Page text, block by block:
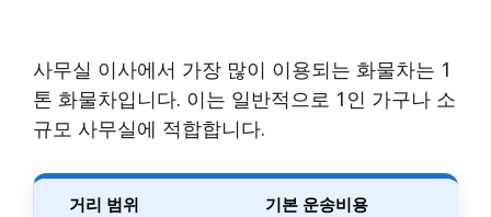
사무실 이사에서 가장 많이 이용되는 화물차는 1
톤 화물차입니다. 이는 일반적으로 1인 가구나 소
규모 사무실에 적합합니다.
거리 범위 기본 운송비용